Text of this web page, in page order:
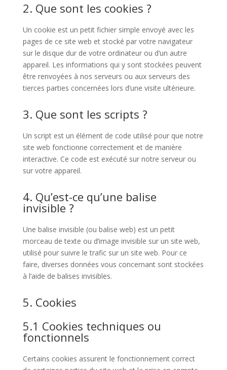
2. Que sont les cookies ?
Un cookie est un petit fichier simple envoyé avec les
pages de ce site web et stocké par votre navigateur
sur le disque dur de votre ordinateur ou d’un autre
appareil. Les informations qui y sont stockées peuvent
être renvoyées à nos serveurs ou aux serveurs des
tierces parties concernées lors d’une visite ultérieure.
3. Que sont les scripts ?
Un script est un élément de code utilisé pour que notre
site web fonctionne correctement et de manière
interactive. Ce code est exécuté sur notre serveur ou
sur votre appareil.
4. Qu’est-ce qu’une balise
invisible ?
Une balise invisible (ou balise web) est un petit
morceau de texte ou d’image invisible sur un site web,
utilisé pour suivre le trafic sur un site web. Pour ce
faire, diverses données vous concernant sont stockées
à l’aide de balises invisibles.
5. Cookies
5.1 Cookies techniques ou
fonctionnels
Certains cookies assurent le fonctionnement correct